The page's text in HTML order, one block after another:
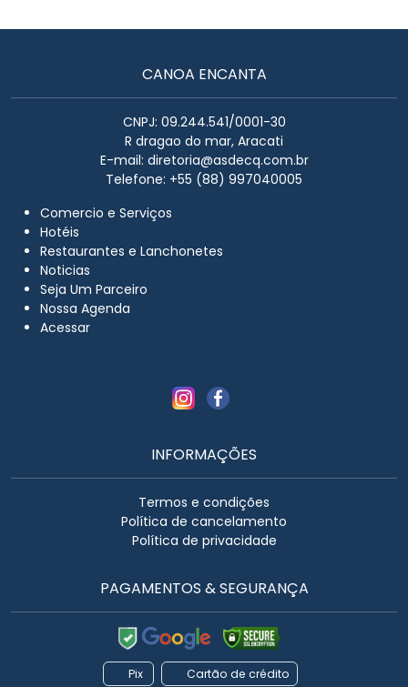
CANOA ENCANTA
CNPJ: 09.244.541/0001-30
R dragao do mar, Aracati
E-mail: diretoria@asdecq.com.br
Telefone: +55 (88) 997040005
Comercio e Serviços
Hotéis
Restaurantes e Lanchonetes
Noticias
Seja Um Parceiro
Nossa Agenda
Acessar
INFORMAÇÕES
Termos e condições
Política de cancelamento
Política de privacidade
PAGAMENTOS & SEGURANÇA
Pix Cartão de crédito